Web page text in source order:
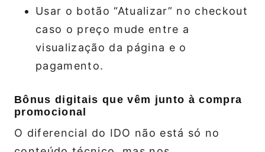
Usar o botão “Atualizar” no checkout
caso o preço mude entre a
visualização da página e o
pagamento.
Bônus digitais que vêm junto à compra
promocional
O diferencial do IDO não está só no